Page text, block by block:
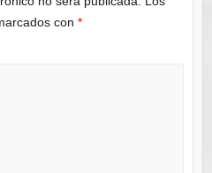
con *